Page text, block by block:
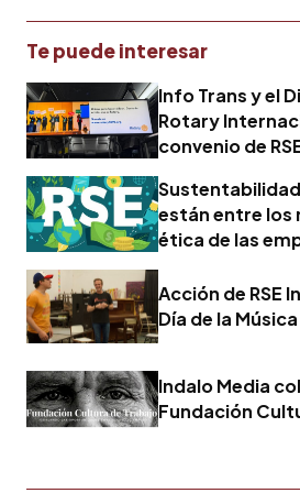
Te puede interesar
Info Trans y el
Rotary
convenio de
AMBA
están entre los
ética de las
Acción de RSE
Día de la Música
Indalo Media
Fundación